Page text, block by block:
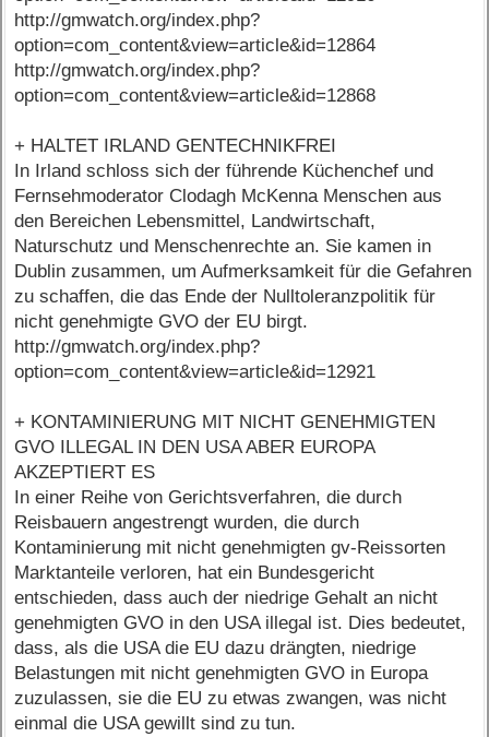
http://gmwatch.org/index.php?
option=com_content&view=article&id=12864
http://gmwatch.org/index.php?
option=com_content&view=article&id=12868
+ HALTET IRLAND GENTECHNIKFREI
In Irland schloss sich der führende Küchenchef und
Fernsehmoderator Clodagh McKenna Menschen aus
den Bereichen Lebensmittel, Landwirtschaft,
Naturschutz und Menschenrechte an. Sie kamen in
Dublin zusammen, um Aufmerksamkeit für die Gefahren
zu schaffen, die das Ende der Nulltoleranzpolitik für
nicht genehmigte GVO der EU birgt.
http://gmwatch.org/index.php?
option=com_content&view=article&id=12921
+ KONTAMINIERUNG MIT NICHT GENEHMIGTEN
GVO ILLEGAL IN DEN USA ABER EUROPA
AKZEPTIERT ES
In einer Reihe von Gerichtsverfahren, die durch
Reisbauern angestrengt wurden, die durch
Kontaminierung mit nicht genehmigten gv-Reissorten
Marktanteile verloren, hat ein Bundesgericht
entschieden, dass auch der niedrige Gehalt an nicht
genehmigten GVO in den USA illegal ist. Dies bedeutet,
dass, als die USA die EU dazu drängten, niedrige
Belastungen mit nicht genehmigten GVO in Europa
zuzulassen, sie die EU zu etwas zwangen, was nicht
einmal die USA gewillt sind zu tun.